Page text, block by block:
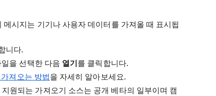
메시지는 기기나 사용자 데이터를 가져올 때 표시됩
니다.
을 선택한 다음 열기 를 클릭합니다.
져오는 방법을 자세히 알아보세요.
원되는 가져오기 소스는 공개 베타의 일부이며 캠